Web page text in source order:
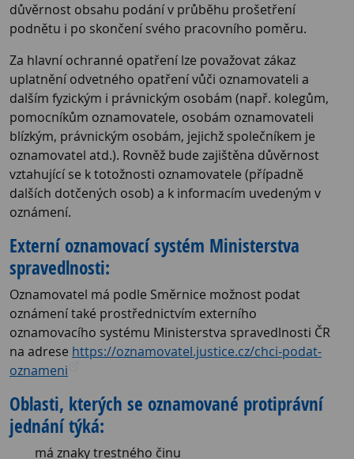
důvěrnost obsahu podání v průběhu prošetření
podnětu i po skončení svého pracovního poměru.
Za hlavní ochranné opatření lze považovat zákaz
uplatnění odvetného opatření vůči oznamovateli a
dalším fyzickým i právnickým osobám (např. kolegům,
pomocníkům oznamovatele, osobám oznamovateli
blízkým, právnickým osobám, jejichž společníkem je
oznamovatel atd.). Rovněž bude zajištěna důvěrnost
vztahující se k totožnosti oznamovatele (případně
dalších dotčených osob) a k informacím uvedeným v
oznámení.
Externí oznamovací systém Ministerstva
spravedlnosti:
Oznamovatel má podle Směrnice možnost podat
oznámení také prostřednictvím externího
oznamovacího systému Ministerstva spravedlnosti ČR
na adrese https://oznamovatel.justice.cz/chci-podat-
oznameni
Oblasti, kterých se oznamované protiprávní
jednání týká:
má znaky trestného činu